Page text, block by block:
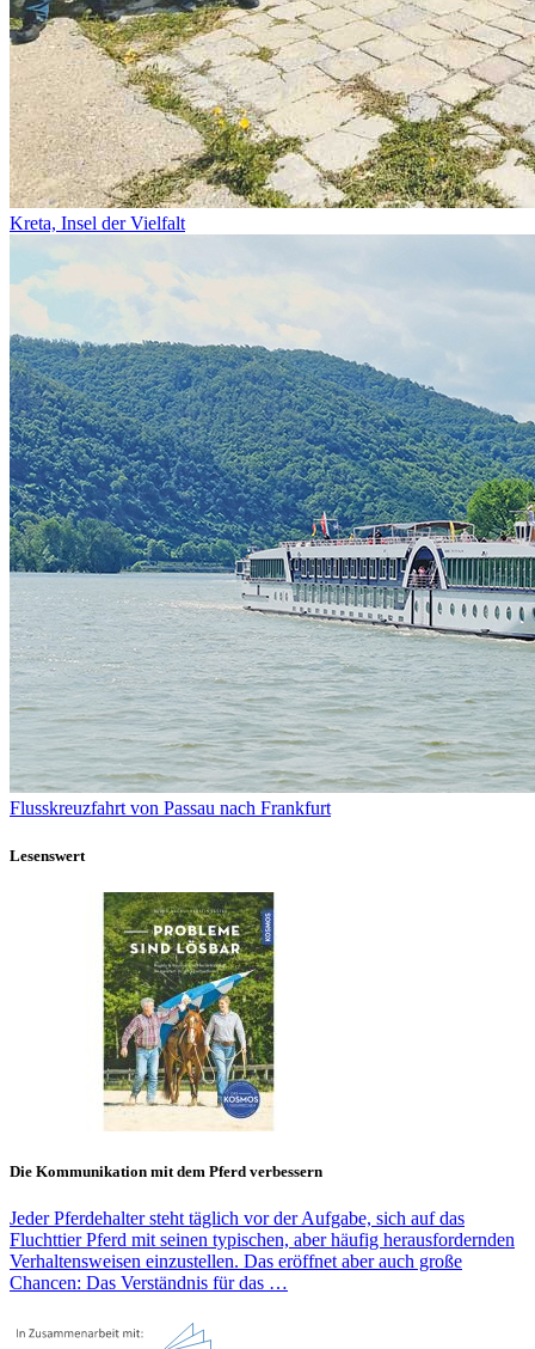
Kreta, Insel der Vielfalt
Flusskreuzfahrt von Passau nach Frankfurt
Lesenswert
Die Kommunikation mit dem Pferd verbessern
Jeder Pferdehalter steht täglich vor der Aufgabe, sich auf das
Fluchttier Pferd mit seinen typischen, aber häufig herausfordernden
Verhaltensweisen einzustellen. Das eröffnet aber auch große
Chancen: Das Verständnis für das …